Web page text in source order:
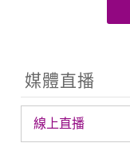
媒體直播
線上直播